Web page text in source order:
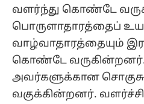
வளர்ந்து கொண்டே
பொருளாதாரத்தைப்
வாழ்வாதாரத்தையும்
கொண்டே
அவர்களுக்கான
வகுக்கின்றனர்.